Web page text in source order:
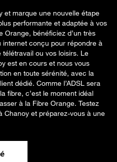
et marque une nouvelle étape
performante et adaptée à vos
Orange, bénéficiez d’un très
internet conçu pour répondre à
ou vos loisirs. Le
est en cours et nous vous
en toute sérénité, avec la
dédié. Comme l’ADSL sera
fibre, c’est le moment idéal
à la Fibre Orange. Testez
Chanoy et préparez-vous à une